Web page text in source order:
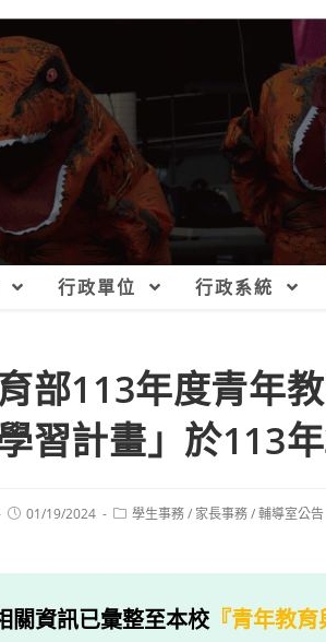
行政單位 行政系統
育部113年度青年
習計畫」於113
Post01/19/2024
Post學生事務/ 家長事務/輔導室公告
關資訊已彙整至本校『青年教育